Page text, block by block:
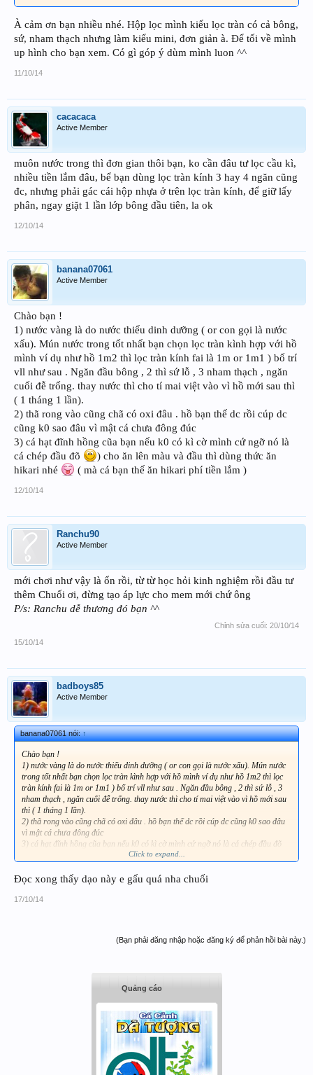
À cảm ơn bạn nhiều nhé. Hộp lọc mình kiểu lọc tràn có cả bông,
sứ, nham thạch nhưng làm kiểu mini, đơn giản à. Để tối về mình
up hình cho bạn xem. Có gì góp ý dùm mình luon ^^
11/10/14
cacacaca
Active Member
muôn nước trong thì đơn gian thôi bạn, ko cần đâu tư lọc cầu kì,
nhiều tiền lắm đâu, bể bạn dùng lọc tràn kính 3 hay 4 ngăn cũng
đc, nhưng phải gác cái hộp nhựa ở trên lọc tràn kính, để giữ lấy
phân, ngay giặt 1 lần lớp bông đầu tiên, la ok
12/10/14
banana07061
Active Member
Chào bạn !
1) nước vàng là do nước thiếu dinh dưỡng ( or con gọi là nước
xấu). Mún nước trong tốt nhất bạn chọn lọc tràn kình hợp với hồ
mình ví dụ như hồ 1m2 thì lọc tràn kính fai là 1m or 1m1 ) bố trí
vll như sau . Ngăn đầu bông , 2 thì sứ lỗ , 3 nham thạch , ngăn
cuối đễ trống. thay nước thì cho tí mai việt vào vì hồ mới sau thì
( 1 tháng 1 lần).
2) thã rong vào cũng chã có oxi đâu . hồ bạn thế dc rồi cúp dc
cũng k0 sao đâu vì mật cá chưa đông đúc
3) cá hạt đĩnh hồng cũa bạn nếu k0 có kì cờ mình cứ ngỡ nó là
cá chép đầu đõ
) cho ăn lên màu và đầu thì dùng thức ăn
hikari nhé
( mà cá bạn thế ăn hikari phí tiền lắm )
12/10/14
Ranchu90
Active Member
mới chơi như vậy là ổn rồi, từ từ học hỏi kinh nghiệm rồi đầu tư
thêm Chuối ơi, đừng tạo áp lực cho mem mới chứ ông
P/s: Ranchu dễ thương đó bạn ^^
Chỉnh sửa cuối: 20/10/14
15/10/14
badboys85
Active Member
banana07061 nói:↑
Chào bạn !
1) nước vàng là do nước thiếu dinh dưỡng ( or con gọi là nước xấu). Mún nước
trong tốt nhất bạn chọn lọc tràn kình hợp với hồ mình ví dụ như hồ 1m2 thì lọc
tràn kính fai là 1m or 1m1 ) bố trí vll như sau . Ngăn đầu bông , 2 thì sứ lỗ , 3
nham thạch , ngăn cuối đễ trống. thay nước thì cho tí mai việt vào vì hồ mới sau
thì ( 1 tháng 1 lần).
2) thã rong vào cũng chã có oxi đâu . hồ bạn thế dc rồi cúp dc cũng k0 sao đâu
vì mật cá chưa đông đúc
3) cá hạt đĩnh hồng cũa bạn nếu k0 có kì cờ mình cứ ngỡ nó là cá chép đầu đõ
) cho ăn lên màu và đầu thì dùng thức ăn hikari nhé
Click to expand...
Đọc xong thấy dạo này e gấu quá nha chuối
17/10/14
(Bạn phải đăng nhập hoặc đăng ký để phản hồi bài này.)
Quảng cáo